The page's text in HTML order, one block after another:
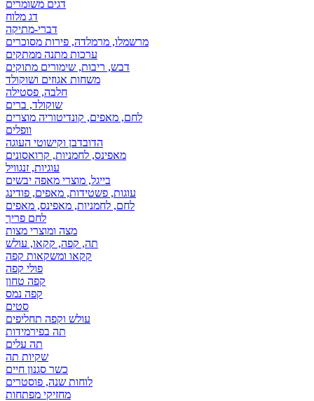
דגים משומרים
דג מלוח
דברי-מתיקה
מרשמלו, מרמלדה, פירות מסוכרים
ערכות מתנה ממתקים
דבש, ריבות, שימורים מתוקים
משחות אגוזים ושוקולד
חלבה, פסטילה
שוקולד, ברים
לחם, מאפים, קונדיטוריה מוצרים
וופלים
הדובדבן וקישוטי העוגה
מאפינס, לחמניות, קרואסונים
עוגיות, זנגוויל
בייגל, מוצרי מאפה יבשים
עוגות, פשטידות, מאפים, פודינג
לחם, לחמניות, מאפינס, מאפים
לחם פריך
מצה ומוצרי מצות
תה, קפה, קקאו, עולש
קקאו ומשקאות קפה
פולי קפה
קפה טחון
קפה נמס
סטים
עולש וקפה תחליפים
תה בפירמידות
תה עלים
שקיות תה
כשר סגנון חיים
לוחות שנה, פוסטרים
מחזיקי מפתחות